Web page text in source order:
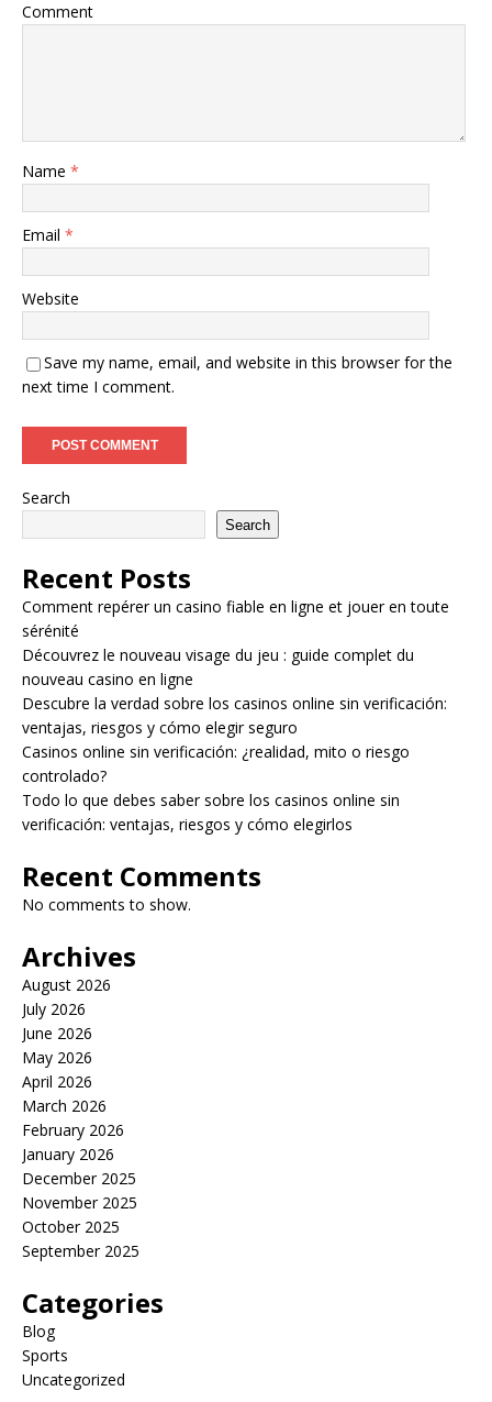
Comment
Name *
Email *
Website
Save my name, email, and website in this browser for the
next time I comment.
Search
Search
Recent Posts
Comment repérer un casino fiable en ligne et jouer en toute
sérénité
Découvrez le nouveau visage du jeu : guide complet du
nouveau casino en ligne
Descubre la verdad sobre los casinos online sin verificación:
ventajas, riesgos y cómo elegir seguro
Casinos online sin verificación: ¿realidad, mito o riesgo
controlado?
Todo lo que debes saber sobre los casinos online sin
verificación: ventajas, riesgos y cómo elegirlos
Recent Comments
No comments to show.
Archives
August 2026
July 2026
June 2026
May 2026
April 2026
March 2026
February 2026
January 2026
December 2025
November 2025
October 2025
September 2025
Categories
Blog
Sports
Uncategorized